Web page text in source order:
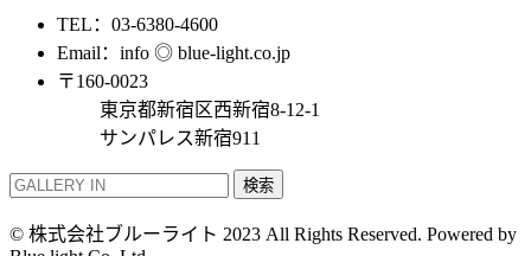
TEL：03-6380-4600
Email：info ◎ blue-light.co.jp
〒160-0023
東京都新宿区西新宿8-12-1
サンパレス新宿911
検索
© 株式会社ブルーライト 2023 All Rights Reserved. Powered by